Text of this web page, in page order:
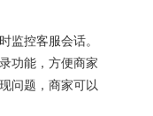
控客服会话。
功能，方便商家
问题，商家可以